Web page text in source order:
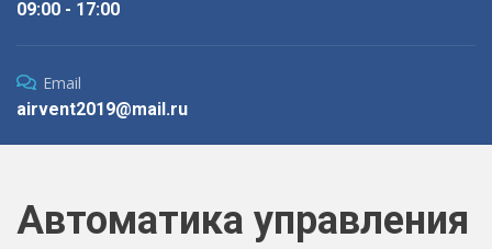
09:00 - 17:00
Email
airvent2019@mail.ru
Автоматика управления